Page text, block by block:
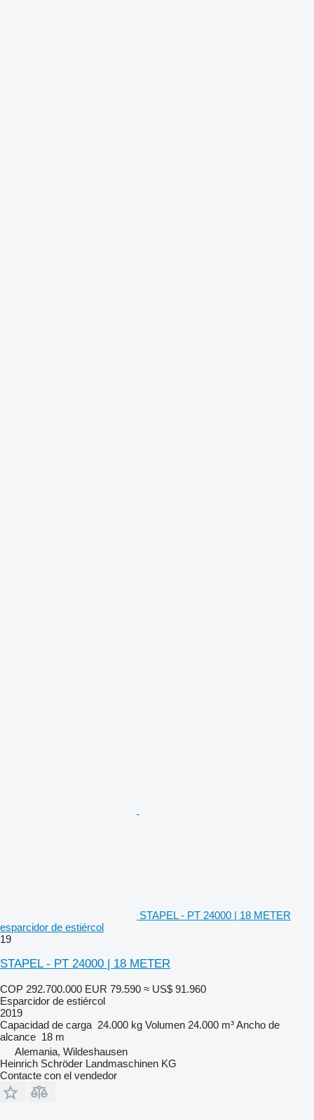
STAPEL - PT 24000 | 18 METER
esparcidor de estiércol
19
STAPEL - PT 24000 | 18 METER
COP 292.700.000 EUR 79.590 ≈ US$ 91.960
Esparcidor de estiércol
2019
Capacidad de carga 24.000 kg Volumen 24.000 m³Ancho de
alcance 18 m
Alemania, Wildeshausen
Heinrich Schröder Landmaschinen KG
Contacte con el vendedor